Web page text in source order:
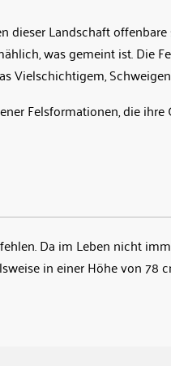
dieser Landschaft
was gemeint ist. Die
Vielschichtigem,
Felsformationen, die
Da im Leben nicht
in einer Höhe von 78